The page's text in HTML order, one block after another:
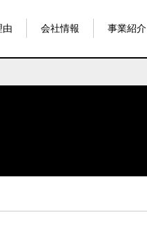
由 会社情報 事業紹介